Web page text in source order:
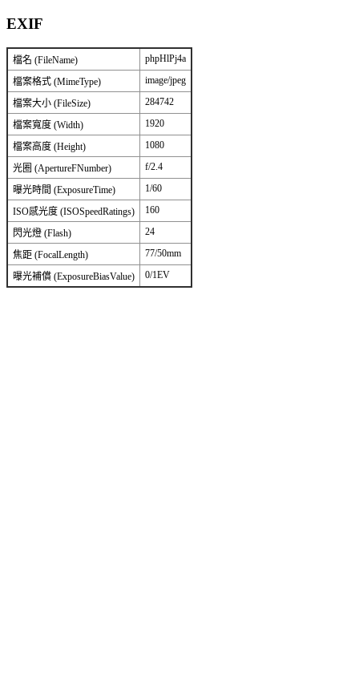
EXIF
檔名 (FileName) phpHlPj4a
檔案格式 (MimeType) image/jpeg
檔案大小 (FileSize) 284742
檔案寬度 (Width) 1920
檔案高度 (Height) 1080
光圈 (ApertureFNumber) f/2.4
曝光時間 (ExposureTime) 1/60
ISO感光度 (ISOSpeedRatings) 160
閃光燈 (Flash) 24
焦距 (FocalLength) 77/50mm
曝光補償 (ExposureBiasValue) 0/1EV